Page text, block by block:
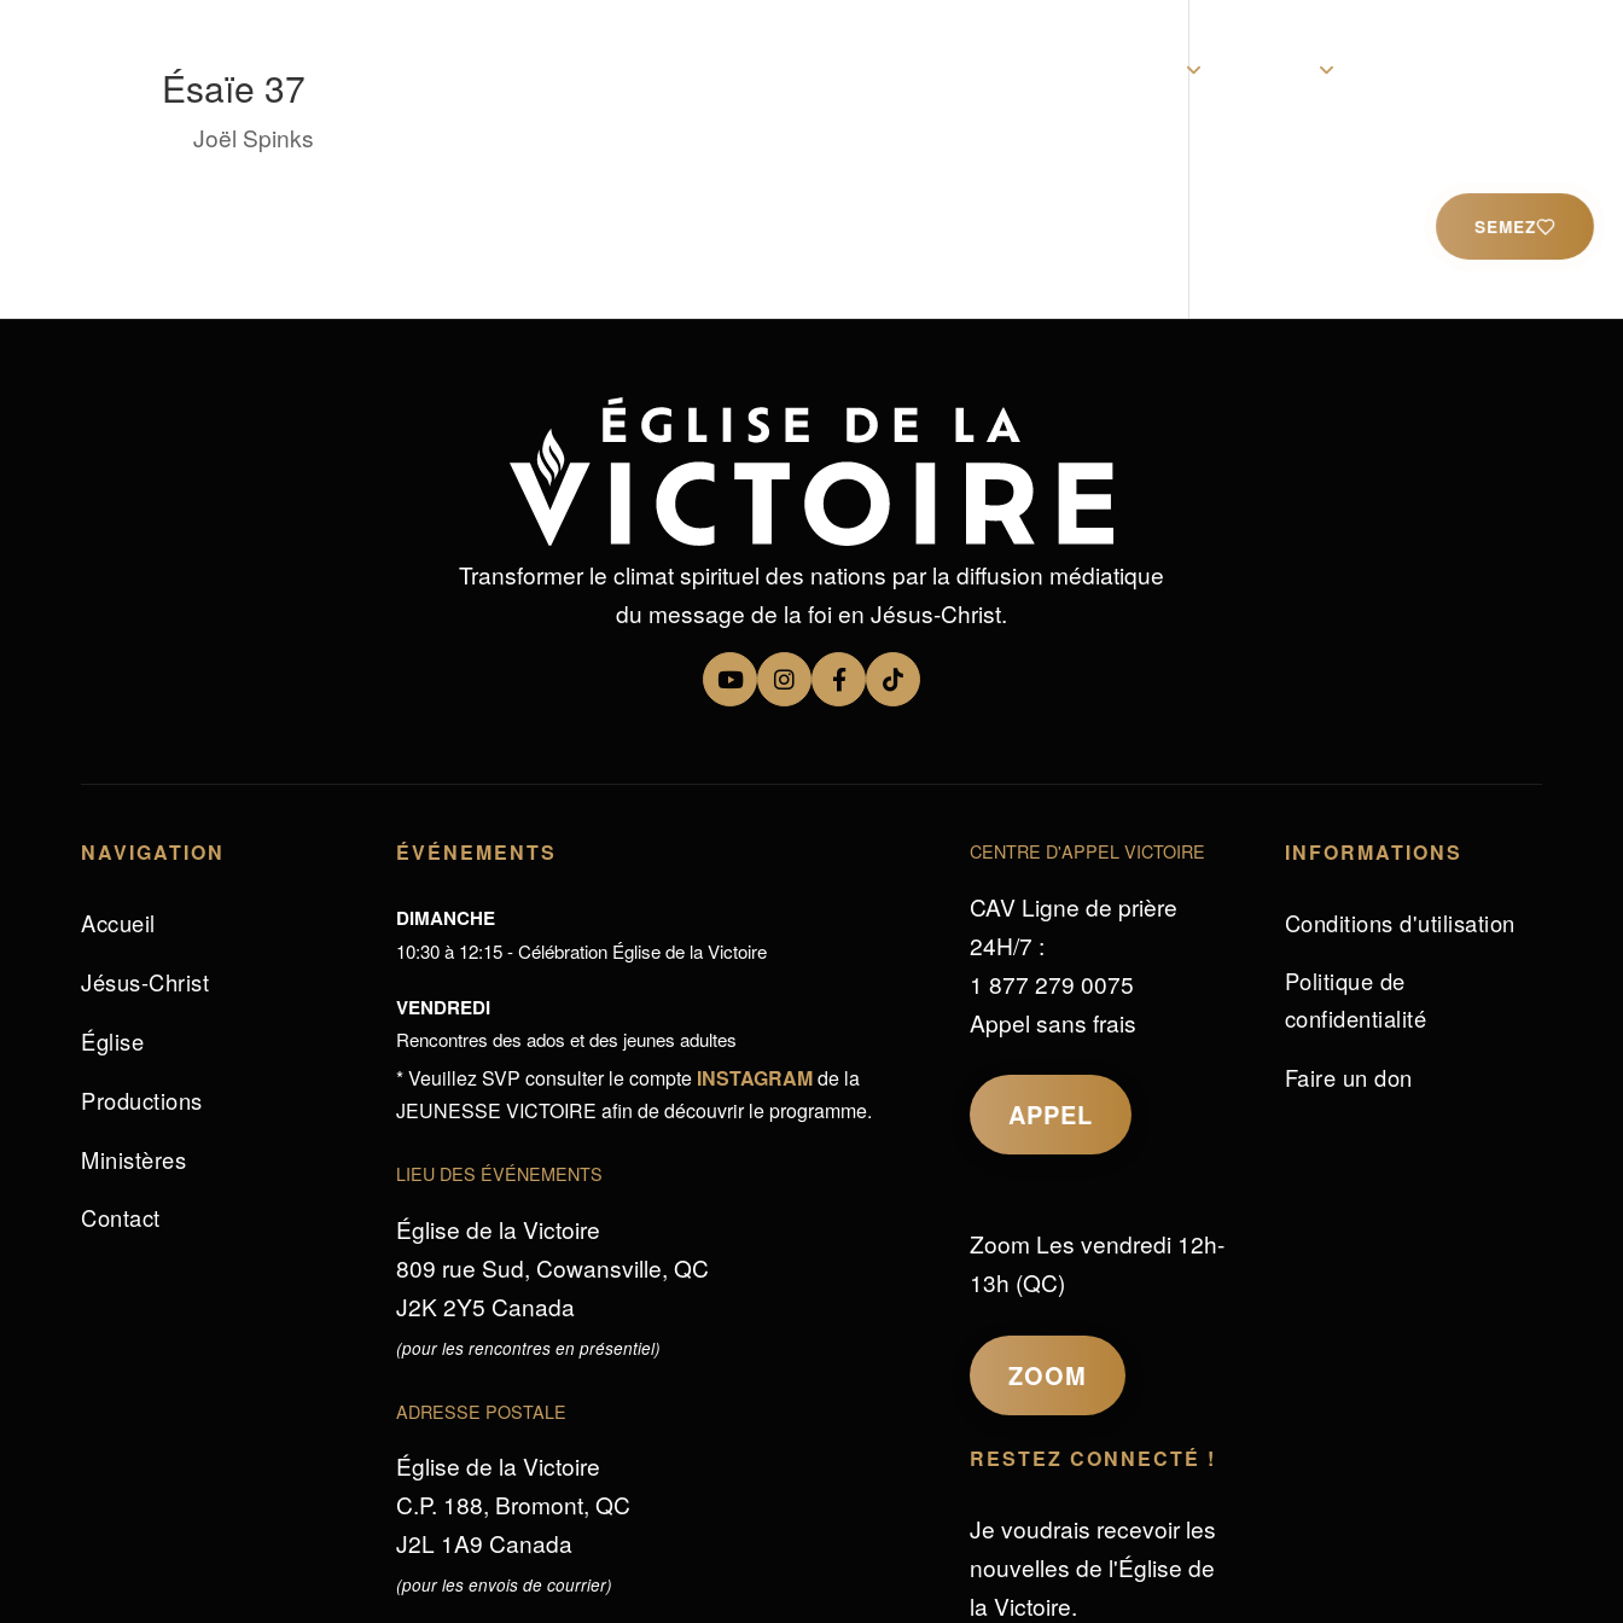
SEMEZ
Ésaïe 37
byJoël Spinks
Transformer le climat spirituel des nations par la diffusion médiatique
du message de la foi en Jésus-Christ.
NAVIGATION
Accueil
Jésus-Christ
Église
Productions
Ministères
Contact
ÉVÉNEMENTS
DIMANCHE
10:30 à 12:15 - Célébration Église de la Victoire
VENDREDI
Rencontres des ados et des jeunes adultes
* Veuillez SVP consulter le compte INSTAGRAMde la
JEUNESSE VICTOIRE afin de découvrir le programme.
LIEU DES ÉVÉNEMENTS
Église de la Victoire
809 rue Sud, Cowansville, QC
J2K 2Y5 Canada
(pour les rencontres en présentiel)
ADRESSE POSTALE
Église de la Victoire
C.P. 188, Bromont, QC
J2L 1A9 Canada
(pour les envois de courrier)
CENTRE D'APPEL VICTOIRE
CAV Ligne de prière
24H/7 :
1 877 279 0075
Appel sans frais
APPEL
Zoom Les vendredi 12h-
13h (QC)
ZOOM
RESTEZ CONNECTÉ !
Je voudrais recevoir les
nouvelles de l'Église de
la Victoire.
INFORMATIONS
Conditions d'utilisation
Politique de
confidentialité
Faire un don